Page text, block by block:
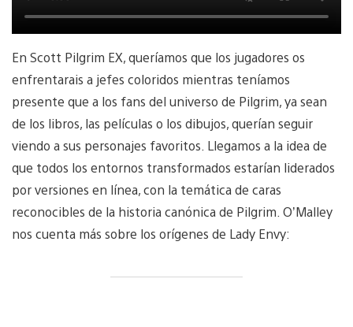
En Scott Pilgrim EX, queríamos que los jugadores os
enfrentarais a jefes coloridos mientras teníamos
presente que a los fans del universo de Pilgrim, ya sean
de los libros, las películas o los dibujos, querían seguir
viendo a sus personajes favoritos. Llegamos a la idea de
que todos los entornos transformados estarían liderados
por versiones en línea, con la temática de caras
reconocibles de la historia canónica de Pilgrim. O’Malley
nos cuenta más sobre los orígenes de Lady Envy: